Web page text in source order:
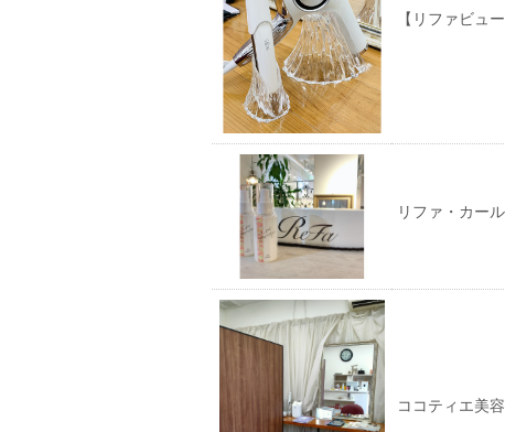
【リファビュ
リファ・カー
ココティエ美